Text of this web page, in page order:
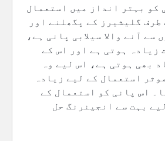
کو بہتر انداز میں استعمال
گلیشیرز کے پگھلنے اور
سے آنے والا سیلابی پانی ہے،
زیادہ ہوتی ہے اور اس کے
بھی ہوتی ہے، اس لیے وہ
استعمال کے لیے زیادہ
اس پانی کو استعمال کے
بہت سے انجینرنگ حل